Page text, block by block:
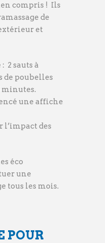
compris ! Ils
de
et
2 sauts à
de poubelles
minutes.
une affiche
l’impact des
éco
une
tous les mois.
POUR